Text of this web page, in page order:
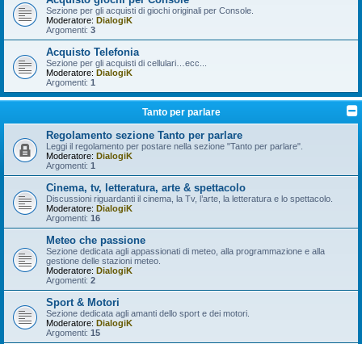
Sezione per gli acquisti di giochi originali per Console.
Moderatore: DialogiK
Argomenti: 3
Acquisto Telefonia
Sezione per gli acquisti di cellulari…ecc...
Moderatore: DialogiK
Argomenti: 1
Tanto per parlare
Regolamento sezione Tanto per parlare
Leggi il regolamento per postare nella sezione "Tanto per parlare".
Moderatore: DialogiK
Argomenti: 1
Cinema, tv, letteratura, arte & spettacolo
Discussioni riguardanti il cinema, la Tv, l’arte, la letteratura e lo spettacolo.
Moderatore: DialogiK
Argomenti: 16
Meteo che passione
Sezione dedicata agli appassionati di meteo, alla programmazione e alla
gestione delle stazioni meteo.
Moderatore: DialogiK
Argomenti: 2
Sport & Motori
Sezione dedicata agli amanti dello sport e dei motori.
Moderatore: DialogiK
Argomenti: 15